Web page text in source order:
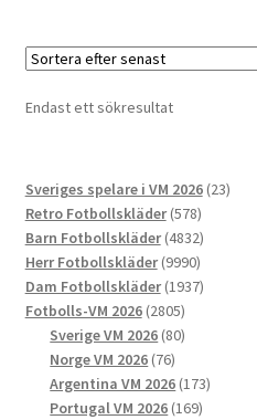
Endast ett sökresultat
Sveriges spelare i VM 2026 2323
Retro Fotbollskläder 578578
produkter
Barn Fotbollskläder 48324832
produkter
Herr Fotbollskläder 99909990
produkter
Dam Fotbollskläder 19371937
Fotbolls-VM 2026 28052805
produkter
Sverige VM 2026 8080
Norge VM 2026 7676
produkter
Argentina VM 2026 173173
Portugal VM 2026 169169